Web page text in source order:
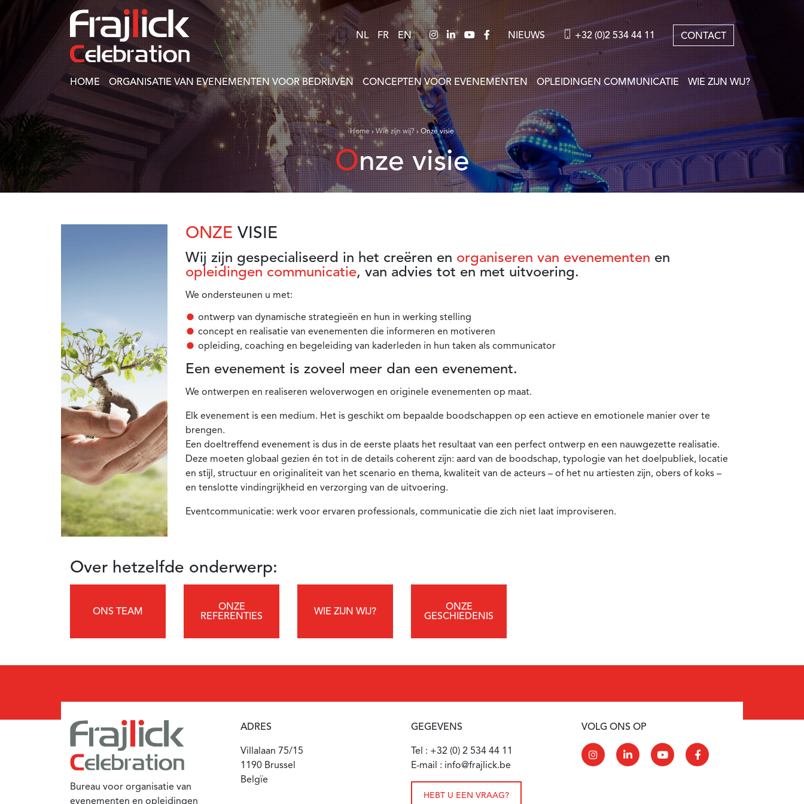
NL FR EN NIEUWS +32 (0)2 534 44 11 CONTACT
HOME ORGANISATIE VAN EVENEMENTEN VOOR BEDRIJVEN CONCEPTEN VOOR EVENEMENTEN OPLEIDINGEN COMMUNICATIE WIE ZIJN WIJ?
Home›Wie zijn wij?›Onze visie
Onze visie
ONZE VISIE
Wij zijn gespecialiseerd in het creëren en organiseren van evenementen en
opleidingen communicatie, van advies tot en met uitvoering.
We ondersteunen u met:
ontwerp van dynamische strategieën en hun in werking stelling
concept en realisatie van evenementen die informeren en motiveren
opleiding, coaching en begeleiding van kaderleden in hun taken als communicator
Een evenement is zoveel meer dan een evenement.
We ontwerpen en realiseren weloverwogen en originele evenementen op maat.
Elk evenement is een medium. Het is geschikt om bepaalde boodschappen op een actieve en emotionele manier over te
brengen.
Een doeltreffend evenement is dus in de eerste plaats het resultaat van een perfect ontwerp en een nauwgezette realisatie.
Deze moeten globaal gezien én tot in de details coherent zijn: aard van de boodschap, typologie van het doelpubliek, locatie
en stijl, structuur en originaliteit van het scenario en thema, kwaliteit van de acteurs – of het nu artiesten zijn, obers of koks –
en tenslotte vindingrijkheid en verzorging van de uitvoering.
Eventcommunicatie: werk voor ervaren professionals, communicatie die zich niet laat improviseren.
Over hetzelfde onderwerp:
ONS TEAM
ONZE
REFERENTIES
WIE ZIJN WIJ?
ONZE
GESCHIEDENIS
Bureau voor organisatie van
evenementen en opleidingen
ADRES
Villalaan 75/15
1190 Brussel
Belgïe
GEGEVENS
Tel : +32 (0) 2 534 44 11
E-mail : info@frajlick.be
HEBT U EEN VRAAG?
VOLG ONS OP